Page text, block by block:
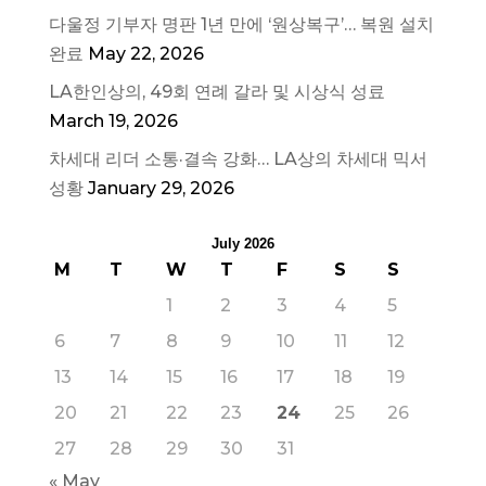
다울정 기부자 명판 1년 만에 ‘원상복구’… 복원 설치
완료 May 22, 2026
LA한인상의, 49회 연례 갈라 및 시상식 성료
March 19, 2026
차세대 리더 소통·결속 강화… LA상의 차세대 믹서
성황 January 29, 2026
July 2026
M T W T F S
S
1
2 3 4
5
6
7 8 9 10 11
12
13
14 15 16 17 18
19
20
21 22 23 24 25
26
27
28 29 30
31
« May